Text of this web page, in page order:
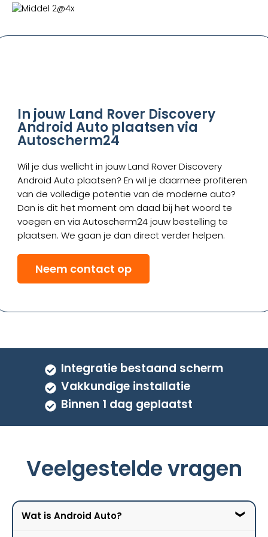
In jouw Land Rover Discovery
Android Auto plaatsen via
Autoscherm24
Wil je dus wellicht in jouw Land Rover Discovery
Android Auto plaatsen? En wil je daarmee profiteren
van de volledige potentie van de moderne auto?
Dan is dit het moment om daad bij het woord te
voegen en via Autoscherm24 jouw bestelling te
plaatsen. We gaan je dan direct verder helpen.
Neem contact op
Integratie bestaand scherm
Vakkundige installatie
Binnen 1 dag geplaatst
Veelgestelde vragen
Wat is Android Auto?